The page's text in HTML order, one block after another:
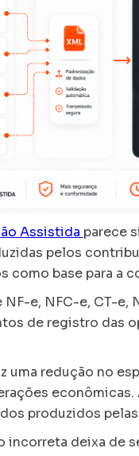
Assistida parece
pelos
como base para a
e, NFC-e, CT-e,
de registro das
uma redução no
produzidos
incorreta deixa de